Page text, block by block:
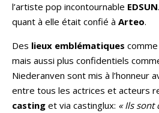
l’artiste pop incontournable EDSUN
quant à elle était confié à Arteo.
Des lieux emblématiques
mais aussi plus confidentiels
Niederanven sont mis à l’honneur
entre tous les actrices et acteurs
casting et via castinglux: « Ils sont